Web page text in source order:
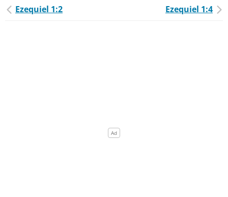
Ezequiel 1:2 Ezequiel 1:4